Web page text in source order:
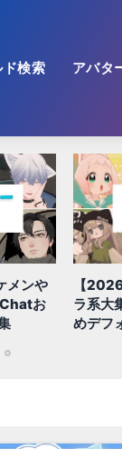
ド検索 アバタ
メンや
お
【
ラ系大
めデフ